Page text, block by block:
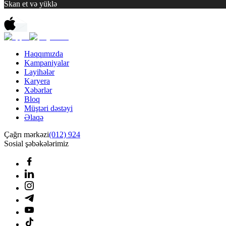
Skan et və yüklə
Haqqımızda
Kampaniyalar
Layihələr
Karyera
Xəbərlər
Bloq
Müştəri dəstəyi
Əlaqə
Çağrı mərkəzi(012) 924
Sosial şəbəkələrimiz